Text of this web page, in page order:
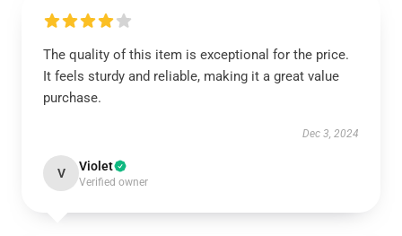
The quality of this item is exceptional for the price.
It feels sturdy and reliable, making it a great value
purchase.
Dec 3, 2024
V Violet
Verified owner